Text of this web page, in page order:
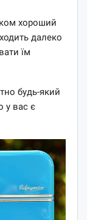
хороший
далеко
їм
будь-який
у вас є